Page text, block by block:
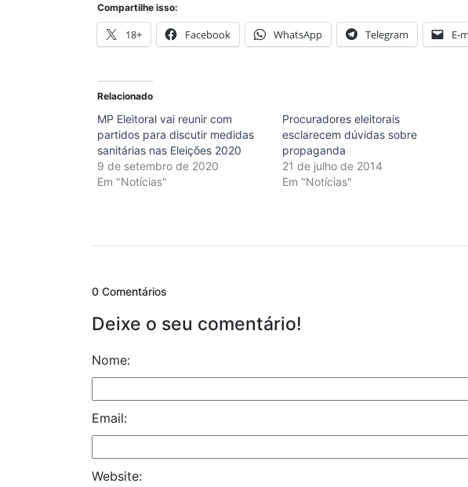
Compartilhe isso:
18+ Facebook WhatsApp Telegram E-
Relacionado
MP Eleitoral vai reunir com
partidos para discutir medidas
sanitárias nas Eleições 2020
9 de setembro de 2020
Em "Notícias"
Procuradores eleitorais
esclarecem dúvidas sobre
propaganda
21 de julho de 2014
Em "Notícias"
0 Comentários
Deixe o seu comentário!
Nome:
Email:
Website: